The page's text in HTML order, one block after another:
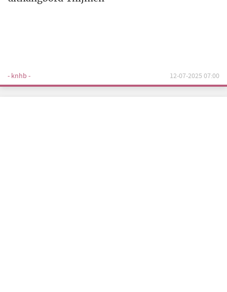
- knhb - 12-07-2025 07:00